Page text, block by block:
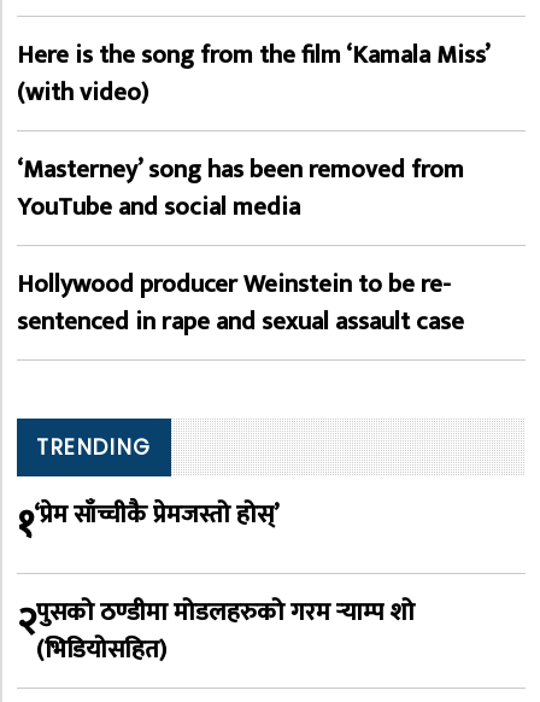
Here is the song from the film ‘Kamala Miss’
(with video)
‘Masterney’ song has been removed from
YouTube and social media
Hollywood producer Weinstein to be re-
sentenced in rape and sexual assault case
TRENDING
१‘प्रेम साँच्चीकै प्रेमजस्तो होस्’
२पुसको ठण्डीमा मोडलहरुको गरम र्‍याम्प शो
(भिडियोसहित)